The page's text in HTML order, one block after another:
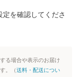
を確認してくださ
る場合や表示のお届け
。（送料・配送につい